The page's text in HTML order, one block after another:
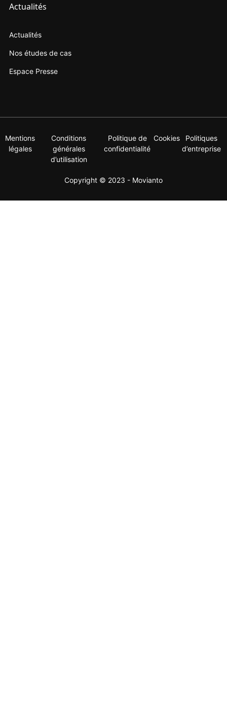
Actualités
Actualités
Nos études de cas
Espace Presse
Mentions
légales
Conditions
générales
d’utilisation
Politique de
confidentialité
Cookies
Politiques
d’entreprise
Copyright © 2023 - Movianto